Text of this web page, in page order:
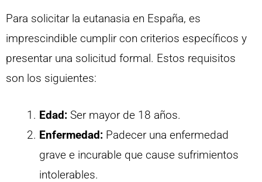
Para solicitar la eutanasia en España, es
imprescindible cumplir con criterios específicos y
presentar una solicitud formal. Estos requisitos
son los siguientes:
Edad: Ser mayor de 18 años.
Enfermedad: Padecer una enfermedad
grave e incurable que cause sufrimientos
intolerables.